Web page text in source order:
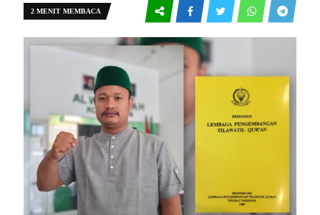
2 MENIT MEMBACA